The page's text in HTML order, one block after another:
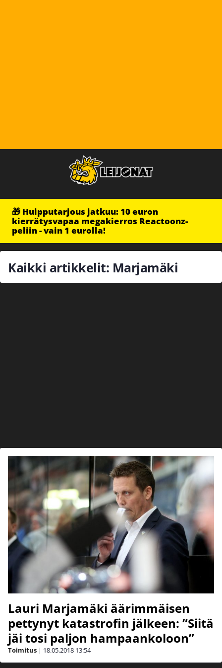
🎁 Huipputarjous jatkuu: 10 euron
kierrätysvapaa megakierros Reactoonz-
peliin - vain 1 eurolla!
Kaikki artikkelit: Marjamäki
Lauri Marjamäki äärimmäisen
pettynyt katastrofin jälkeen: ”Siitä
jäi tosi paljon hampaankoloon”
Toimitus | 18.05.2018 13:54